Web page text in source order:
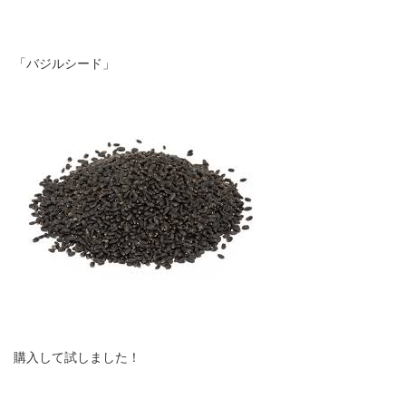
「バジルシード」
購入して試しました！